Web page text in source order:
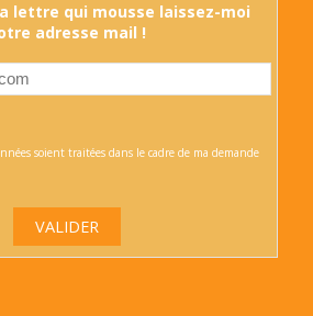
lettre qui mousse laissez-moi
adresse mail !
soient traitées dans le cadre de ma demande
VALIDER